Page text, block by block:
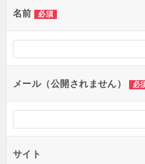
ゲ
名前 必須
メール（公開されません） 必
サイト